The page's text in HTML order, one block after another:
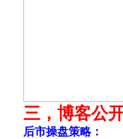
三，博客公
后市操盘策略：